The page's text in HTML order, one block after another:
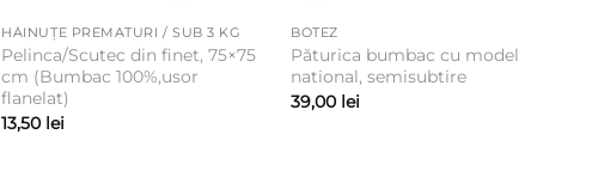
HĂINUȚE PREMATURI / SUB 3 KG
Pelinca/Scutec din finet, 75×75
cm (Bumbac 100%,usor
flanelat)
13,50 lei
BOTEZ
Păturica bumbac cu model
national, semisubtire
39,00 lei